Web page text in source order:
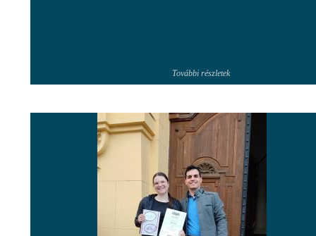
További részletek